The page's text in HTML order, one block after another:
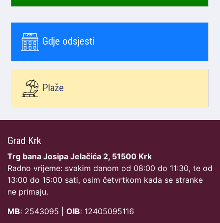
Gdje odsjesti
Plaže
Grad Krk
Trg bana Josipa Jelačića 2, 51500 Krk
Radno vrijeme: svakim danom od 08:00 do 11:30, te od
13:00 do 15:00 sati, osim četvrtkom kada se stranke
ne primaju.
MB: 2543095 | OIB: 12405095116